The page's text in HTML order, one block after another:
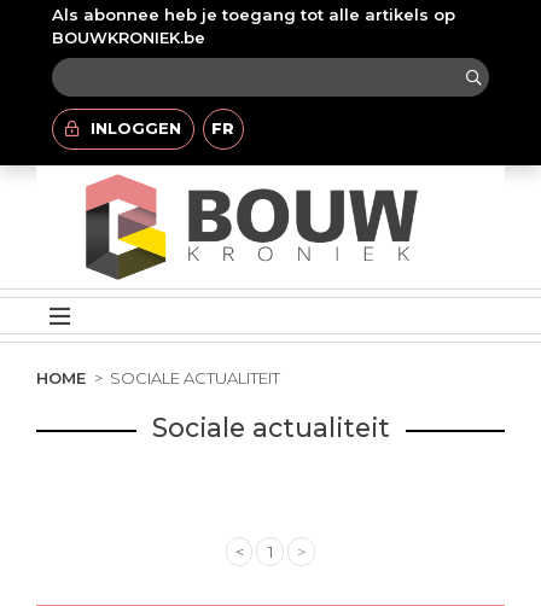
Als abonnee heb je toegang tot alle artikels op
BOUWKRONIEK.be
INLOGGEN FR
HOME SOCIALE ACTUALITEIT
Sociale actualiteit
< 1 >